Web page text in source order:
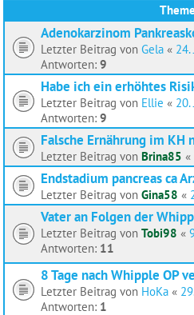
Adenokarzinom
Letzter Beitrag von Gela «
Antworten: 9
Habe ich ein erhöhtes
Letzter Beitrag von Ellie « 20.
Antworten: 9
Falsche Ernährung im KH
Letzter Beitrag von Brina85 «
Endstadium pancreas ca
Letzter Beitrag von Gina58 «
Vater an Folgen der
Letzter Beitrag von Tobi98 «
Antworten: 11
8 Tage nach Whipple OP
Letzter Beitrag von HoKa «
Antworten: 1